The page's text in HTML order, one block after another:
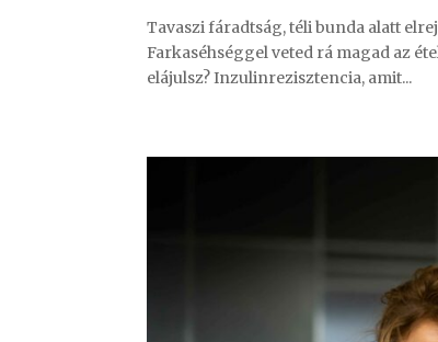
Tavaszi fáradtság, téli bunda alatt
Farkaséhséggel veted rá magad az
elájulsz? Inzulinrezisztencia, amit...